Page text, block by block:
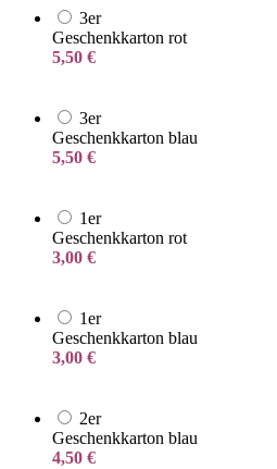
3er
Geschenkkarton rot
5,50 €
3er
Geschenkkarton blau
5,50 €
1er
Geschenkkarton rot
3,00 €
1er
Geschenkkarton blau
3,00 €
2er
Geschenkkarton blau
4,50 €